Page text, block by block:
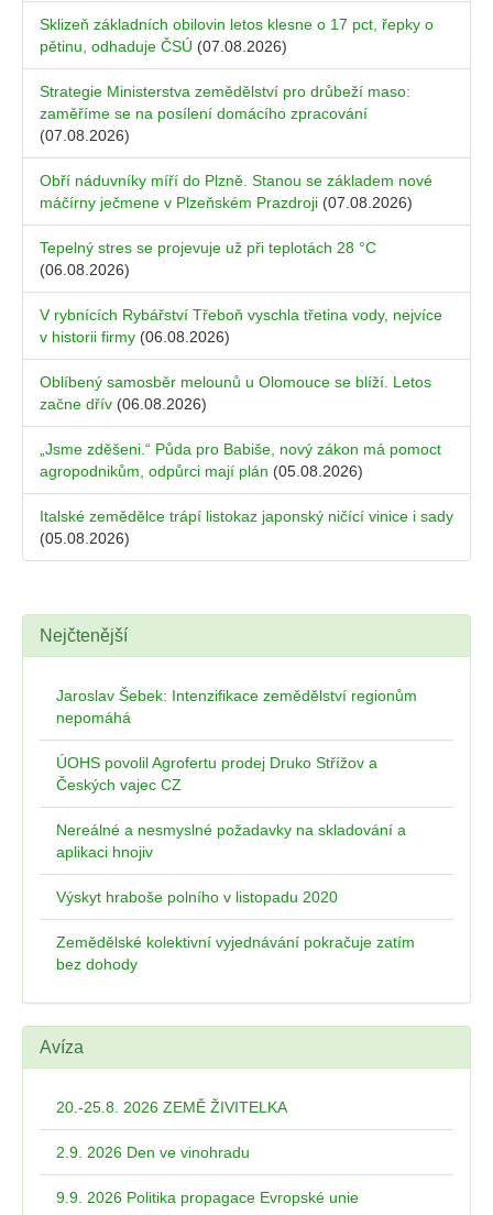
Sklizeň základních obilovin letos klesne o 17 pct, řepky o
pětinu, odhaduje ČSÚ (07.08.2026)
Strategie Ministerstva zemědělství pro drůbeží maso:
zaměříme se na posílení domácího zpracování
(07.08.2026)
Obří náduvníky míří do Plzně. Stanou se základem nové
máčírny ječmene v Plzeňském Prazdroji (07.08.2026)
Tepelný stres se projevuje už při teplotách 28 °C
(06.08.2026)
V rybnících Rybářství Třeboň vyschla třetina vody, nejvíce
v historii firmy (06.08.2026)
Oblíbený samosběr melounů u Olomouce se blíží. Letos
začne dřív (06.08.2026)
„Jsme zděšeni.“ Půda pro Babiše, nový zákon má pomoct
agropodnikům, odpůrci mají plán (05.08.2026)
Italské zemědělce trápí listokaz japonský ničící vinice i sady
(05.08.2026)
Nejčtenější
Jaroslav Šebek: Intenzifikace zemědělství regionům
nepomáhá
ÚOHS povolil Agrofertu prodej Druko Střížov a
Českých vajec CZ
Nereálné a nesmyslné požadavky na skladování a
aplikaci hnojiv
Výskyt hraboše polního v listopadu 2020
Zemědělské kolektivní vyjednávání pokračuje zatím
bez dohody
Avíza
20.-25.8. 2026 ZEMĚ ŽIVITELKA
2.9. 2026 Den ve vinohradu
9.9. 2026 Politika propagace Evropské unie